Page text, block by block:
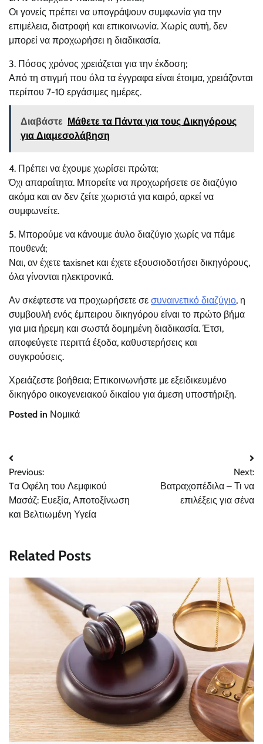
Οι γονείς πρέπει να υπογράψουν συμφωνία για την
επιμέλεια, διατροφή και επικοινωνία. Χωρίς αυτή, δεν
μπορεί να προχωρήσει η διαδικασία.
3. Πόσος χρόνος χρειάζεται για την έκδοση;
Από τη στιγμή που όλα τα έγγραφα είναι έτοιμα, χρειάζονται
περίπου 7-10 εργάσιμες ημέρες.
Διαβάστε Μάθετε τα Πάντα για τους Δικηγόρους
για Διαμεσολάβηση
4. Πρέπει να έχουμε χωρίσει πρώτα;
Όχι απαραίτητα. Μπορείτε να προχωρήσετε σε διαζύγιο
ακόμα και αν δεν ζείτε χωριστά για καιρό, αρκεί να
συμφωνείτε.
5. Μπορούμε να κάνουμε άυλο διαζύγιο χωρίς να πάμε
πουθενά;
Ναι, αν έχετε taxisnet και έχετε εξουσιοδοτήσει δικηγόρους,
όλα γίνονται ηλεκτρονικά.
Αν σκέφτεστε να προχωρήσετε σε συναινετικό διαζύγιο, η
συμβουλή ενός έμπειρου δικηγόρου είναι το πρώτο βήμα
για μια ήρεμη και σωστά δομημένη διαδικασία. Έτσι,
αποφεύγετε περιττά έξοδα, καθυστερήσεις και
συγκρούσεις.
Χρειάζεστε βοήθεια; Επικοινωνήστε με εξειδικευμένο
δικηγόρο οικογενειακού δικαίου για άμεση υποστήριξη.
Posted in Νομικά
Post
navigation
Previous:
Tα Οφέλη του Λεμφικού
Μασάζ: Ευεξία, Αποτοξίνωση
και Βελτιωμένη Υγεία
Next:
Βατραχοπέδιλα – Τι να
επιλέξεις για σένα
Related Posts